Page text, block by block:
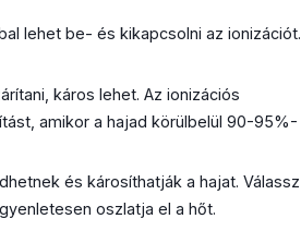
lehet be- és kikapcsolni az ionizációt.
káros lehet. Az ionizációs
amikor a hajad körülbelül 90-95%-
és károsíthatják a hajat. Válassz
oszlatja el a hőt.